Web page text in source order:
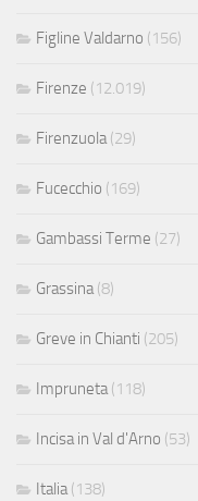
Figline Valdarno (156)
Firenze (12.019)
Firenzuola(29)
Fucecchio (169)
Gambassi Terme (27)
Grassina(8)
Greve in Chianti (205)
Impruneta(118)
Incisa in Val d'Arno (53)
Italia(138)